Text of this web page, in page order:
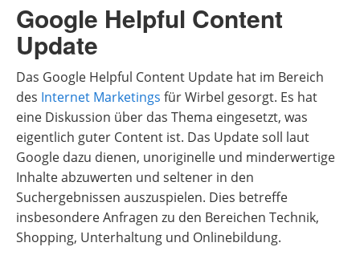
Google Helpful Content
Update
Das Google Helpful Content Update hat im Bereich
des Internet Marketings für Wirbel gesorgt. Es hat
eine Diskussion über das Thema eingesetzt, was
eigentlich guter Content ist. Das Update soll laut
Google dazu dienen, unoriginelle und minderwertige
Inhalte abzuwerten und seltener in den
Suchergebnissen auszuspielen. Dies betreffe
insbesondere Anfragen zu den Bereichen Technik,
Shopping, Unterhaltung und Onlinebildung.